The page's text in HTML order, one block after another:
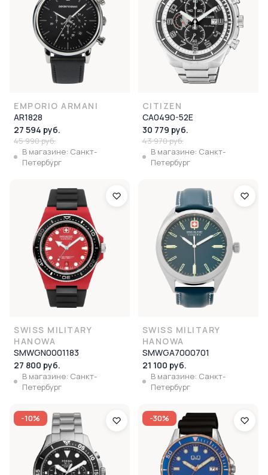
EMPORIO ARMANI
AR1828
27 594 руб.
45 990 руб.
В магазине: Санкт-
Петербург
CITIZEN
CA0490-52E
30 779 руб.
43 970 руб.
В магазине: Санкт-
Петербург
SWISS MILITARY
HANOWA
SMWGN0001183
27 800 руб.
В магазине: Санкт-
Петербург
SWISS MILITARY
HANOWA
SMWGA7000701
21 100 руб.
В магазине: Санкт-
Петербург
-10% -30%